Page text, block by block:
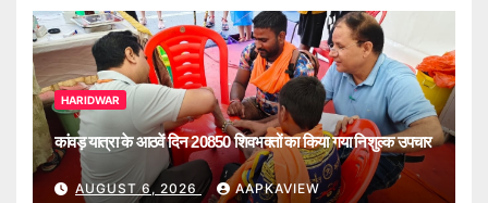
HARIDWAR
कांवड़ यात्रा के आठवें दिन 20850 शिवभक्तों का किया गया निशुल्क उपचार
AUGUST 6, 2026 AAPKAVIEW